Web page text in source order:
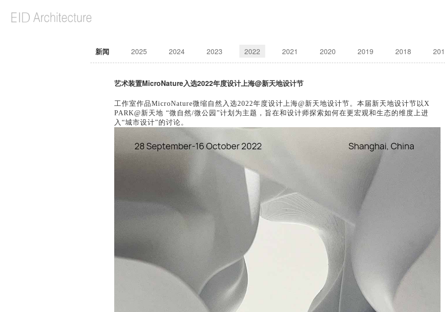
新闻 2025 2024 2023 2022 2021 2020 2019 2018
艺术装置MicroNature入选2022年度设计上海@新天地设计节
工作室作品MicroNature微缩自然入选2022年度设计上海@新天地设计节。本届新天地设计节以X
PARK@新天地 “微自然/微公园”计划为主题，旨在和设计师探索如何在更宏观和生态的维度上进
入“城市设计”的讨论。